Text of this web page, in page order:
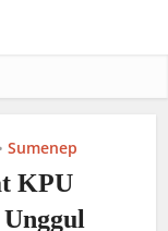
• Sumenep
KPU